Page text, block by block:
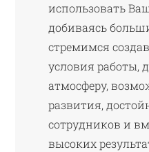
использовать
добиваясь
стремимся
условия работы,
атмосферу,
развития,
сотрудников и
высоких